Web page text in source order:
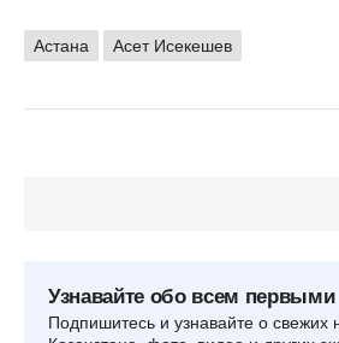
Астана Асет Исекешев
Узнавайте обо всем первыми
Подпишитесь и узнавайте о свежих